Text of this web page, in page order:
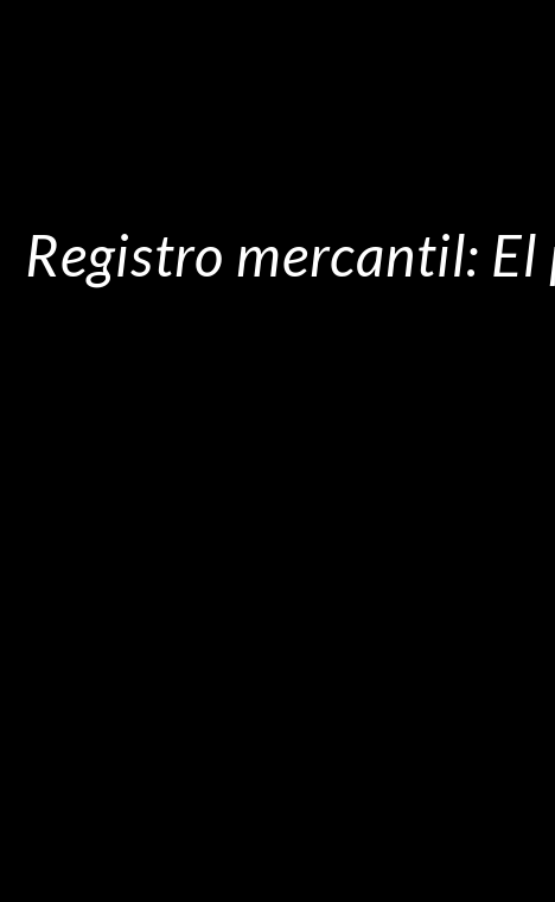
Registro mercantil: